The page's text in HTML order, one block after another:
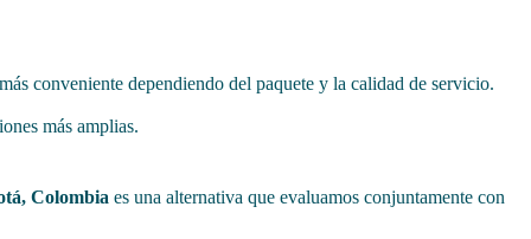
conveniente dependiendo del paquete y la calidad de servicio.
más amplias.
Colombia es una alternativa que evaluamos conjuntamente con